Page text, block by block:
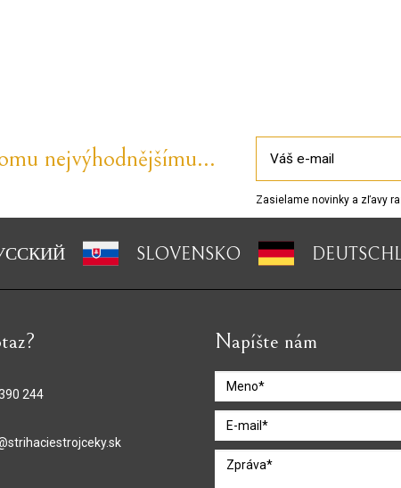
nejvýhodnějšímu...
Zasielame novinky a zľavy
SLOVENSKO
244
Napíšte nám